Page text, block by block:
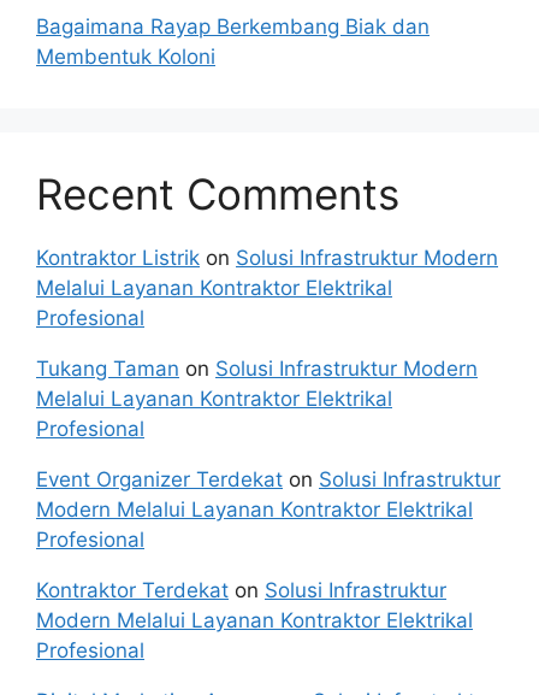
Bagaimana Rayap Berkembang Biak dan
Membentuk Koloni
Recent Comments
Kontraktor Listrik on Solusi Infrastruktur Modern
Melalui Layanan Kontraktor Elektrikal
Profesional
Tukang Taman on Solusi Infrastruktur Modern
Melalui Layanan Kontraktor Elektrikal
Profesional
Event Organizer Terdekat on Solusi Infrastruktur
Modern Melalui Layanan Kontraktor Elektrikal
Profesional
Kontraktor Terdekat on Solusi Infrastruktur
Modern Melalui Layanan Kontraktor Elektrikal
Profesional